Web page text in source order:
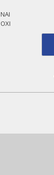
ΝΑΙ
ΟΧΙ